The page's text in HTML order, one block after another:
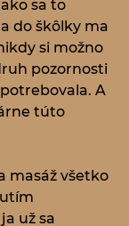
sa to
do škôlky ma
si možno
pozornosti
A
túto
masáž všetko
už sa